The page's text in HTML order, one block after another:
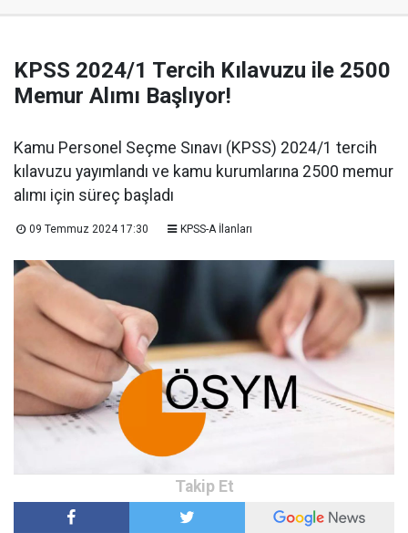
KPSS 2024/1 Tercih Kılavuzu ile 2500
Memur Alımı Başlıyor!
Kamu Personel Seçme Sınavı (KPSS) 2024/1 tercih
kılavuzu yayımlandı ve kamu kurumlarına 2500 memur
alımı için süreç başladı
09 Temmuz 2024 17:30 KPSS-A İlanları